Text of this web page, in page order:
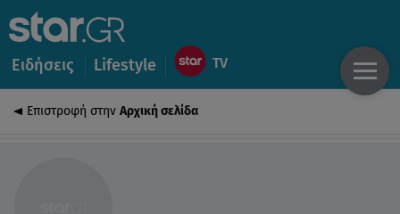
Ειδήσεις Lifestyle
Επιστροφή στην Αρχική σελίδα